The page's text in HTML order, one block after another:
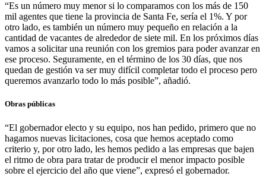
“Es un número muy menor si lo comparamos con los más de 150
mil agentes que tiene la provincia de Santa Fe, sería el 1%. Y por
otro lado, es también un número muy pequeño en relación a la
cantidad de vacantes de alrededor de siete mil. En los próximos días
vamos a solicitar una reunión con los gremios para poder avanzar en
ese proceso. Seguramente, en el término de los 30 días, que nos
quedan de gestión va ser muy difícil completar todo el proceso pero
queremos avanzarlo todo lo más posible”, añadió.
Obras públicas
“El gobernador electo y su equipo, nos han pedido, primero que no
hagamos nuevas licitaciones, cosa que hemos aceptado como
criterio y, por otro lado, les hemos pedido a las empresas que bajen
el ritmo de obra para tratar de producir el menor impacto posible
sobre el ejercicio del año que viene”, expresó el gobernador.